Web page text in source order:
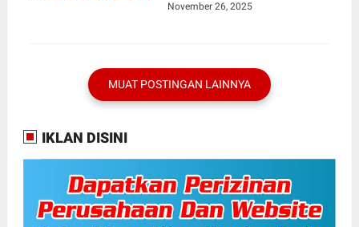
November 26, 2025
MUAT POSTINGAN LAINNYA
IKLAN DISINI